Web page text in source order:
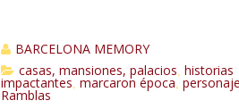
BARCELONA MEMORY
casas, mansiones, palacios historias
impactantes marcaron época
Ramblas